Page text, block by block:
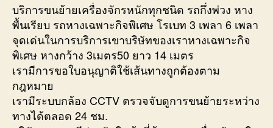
บริการขนย้ายเครื่องจักรหนักทุกชนิด รถกึ่งพ่วง หาง
พื้นเรียบ รถหางเฉพาะกิจพิเศษ โรเบท 3 เพลา 6 เพลา
จุดเด่นในการบริการเขาบริษัทของเราหางเฉพาะกิจ
พิเศษ หางกว้าง 3เมตร50 ยาว 14 เมตร
เรามีการขอใบอนุญาติใช้เส้นทางถูกต้องตาม
กฎหมาย
เรามีระบบกล้อง CCTV ตรวจจับดูการขนย้ายระหว่าง
ทางได้ตลอด 24 ชม.